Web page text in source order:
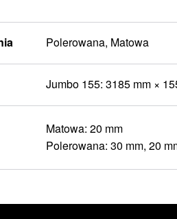
Polerowana, Matowa
Jumbo 155: 3185 mm ×
Matowa: 20 mm
Polerowana: 30 mm, 20